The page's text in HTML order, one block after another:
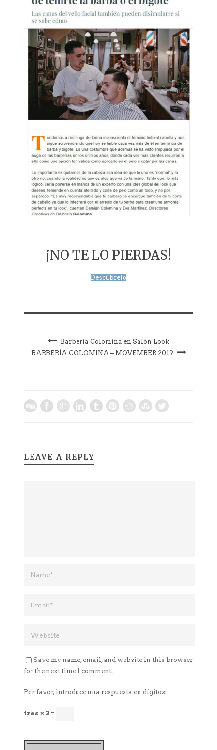
¡NO TE LO PIERDAS!
Descúbrelo
Barbería Colomina en Salón Look
BARBERÍA COLOMINA – MOVEMBER 2019
LEAVE A REPLY
Save my name, email, and website in this browser
for the next time I comment.
Por favor, introduce una respuesta en dígitos:
tres × 3 =